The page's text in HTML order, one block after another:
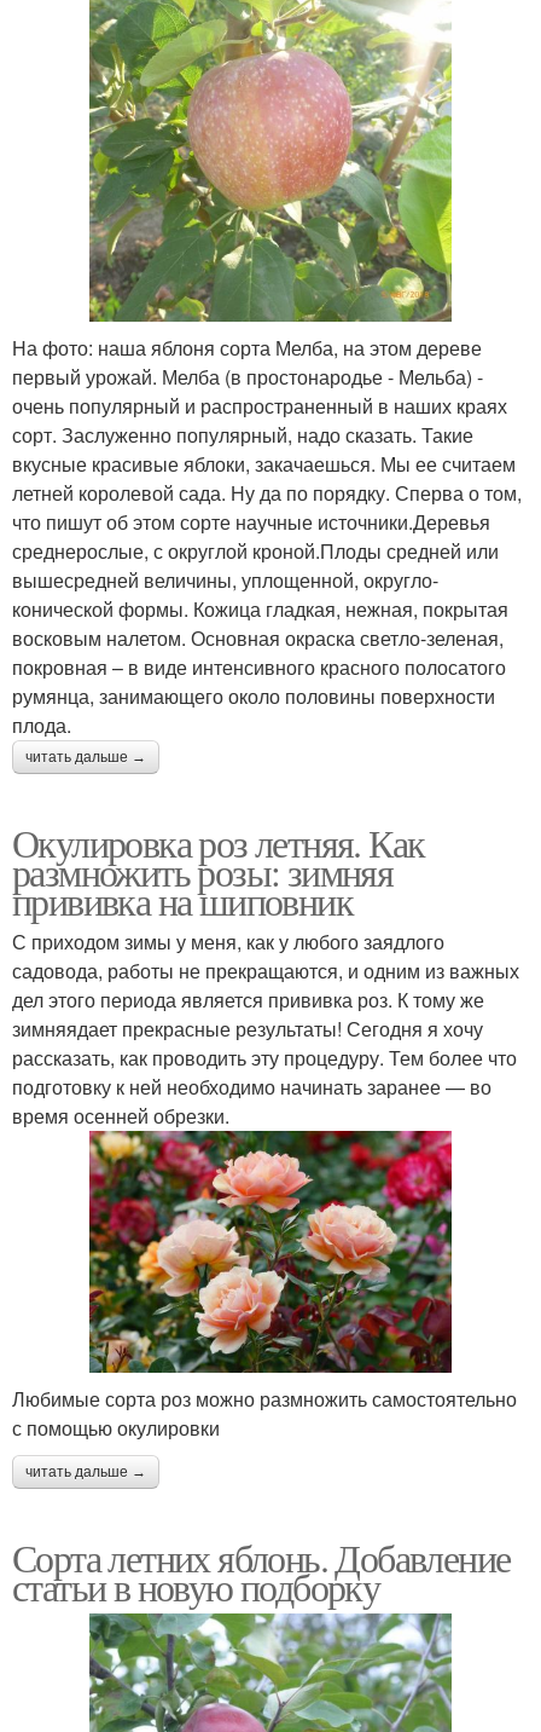
На фото: наша яблоня сорта Мелба, на этом дереве
первый урожай. Мелба (в простонародье - Мельба) -
очень популярный и распространенный в наших краях
сорт. Заслуженно популярный, надо сказать. Такие
вкусные красивые яблоки, закачаешься. Мы ее считаем
летней королевой сада. Ну да по порядку. Сперва о том,
что пишут об этом сорте научные источники.Деревья
среднерослые, с округлой кроной.Плоды средней или
вышесредней величины, уплощенной, округло-
конической формы. Кожица гладкая, нежная, покрытая
восковым налетом. Основная окраска светло-зеленая,
покровная – в виде интенсивного красного полосатого
румянца, занимающего около половины поверхности
плода.
читать дальше →
Окулировка роз летняя. Как
размножить розы: зимняя
прививка на шиповник
С приходом зимы у меня, как у любого заядлого
садовода, работы не прекращаются, и одним из важных
дел этого периода является прививка роз. К тому же
зимняядает прекрасные результаты! Сегодня я хочу
рассказать, как проводить эту процедуру. Тем более что
подготовку к ней необходимо начинать заранее — во
время осенней обрезки.
Любимые сорта роз можно размножить самостоятельно
с помощью окулировки
читать дальше →
Сорта летних яблонь. Добавление
статьи в новую подборку